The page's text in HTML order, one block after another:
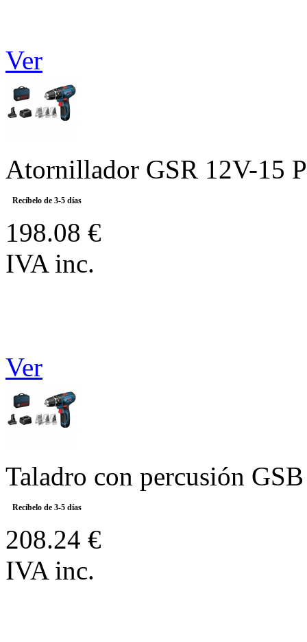
Ver
Atornillador GSR 12V-15
Recíbelo de 3-5 días
198.08 €
IVA inc.
Ver
Taladro con percusión
Recíbelo de 3-5 días
208.24 €
IVA inc.